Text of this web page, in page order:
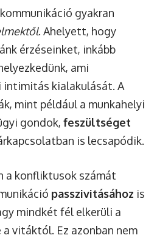
gyakran
. Ahelyett, hogy
érzéseinket, inkább
ami
intimitás kialakulását. A
mint például a munkahelyi
gondok, feszültséget
is lecsapódik.
a konfliktusok számát
passzivitásához is
mindkét fél elkerüli a
vitáktól. Ez azonban nem